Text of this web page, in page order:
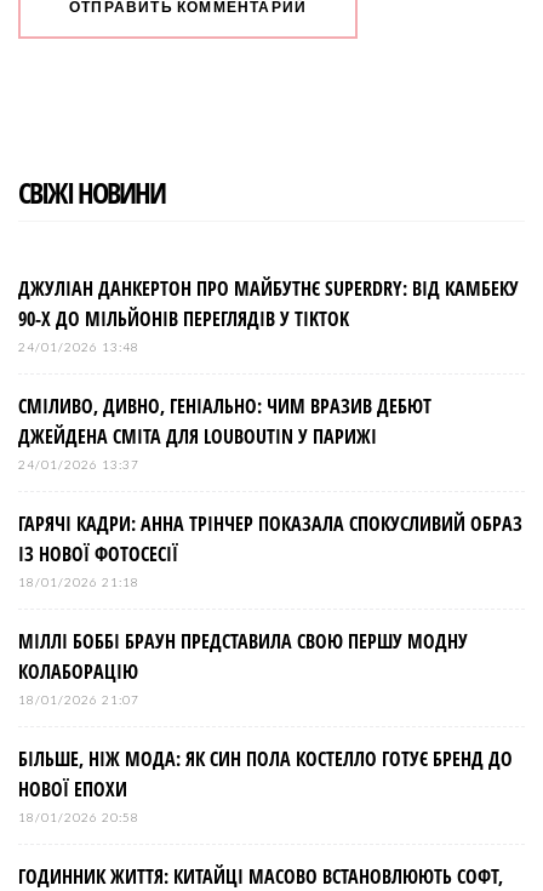
СВІЖІ НОВИНИ
ДЖУЛІАН ДАНКЕРТОН ПРО МАЙБУТНЄ SUPERDRY: ВІД КАМБЕКУ
90-Х ДО МІЛЬЙОНІВ ПЕРЕГЛЯДІВ У TIKTOK
24/01/2026 13:48
СМІЛИВО, ДИВНО, ГЕНІАЛЬНО: ЧИМ ВРАЗИВ ДЕБЮТ
ДЖЕЙДЕНА СМІТА ДЛЯ LOUBOUTIN У ПАРИЖІ
24/01/2026 13:37
ГАРЯЧІ КАДРИ: АННА ТРІНЧЕР ПОКАЗАЛА СПОКУСЛИВИЙ ОБРАЗ
ІЗ НОВОЇ ФОТОСЕСІЇ
18/01/2026 21:18
МІЛЛІ БОББІ БРАУН ПРЕДСТАВИЛА СВОЮ ПЕРШУ МОДНУ
КОЛАБОРАЦІЮ
18/01/2026 21:07
БІЛЬШЕ, НІЖ МОДА: ЯК СИН ПОЛА КОСТЕЛЛО ГОТУЄ БРЕНД ДО
НОВОЇ ЕПОХИ
18/01/2026 20:58
ГОДИННИК ЖИТТЯ: КИТАЙЦІ МАСОВО ВСТАНОВЛЮЮТЬ СОФТ,